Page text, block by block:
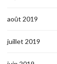
août 2019
juillet 2019